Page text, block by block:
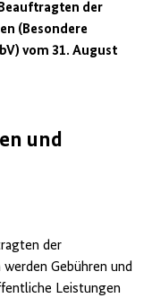
der
(Besondere
vom 31. August
und
der
Gebühren und
Leistungen